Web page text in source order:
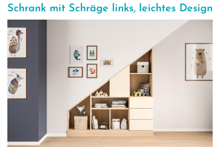
Schrank mit Schräge links, leichtes Design